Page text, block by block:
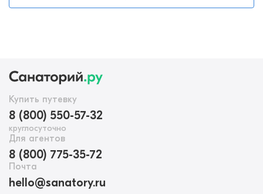
Купить путевку
8 (800) 550-57-32
круглосуточно
Для агентов
8 (800) 775-35-72
Почта
hello@sanatory.ru